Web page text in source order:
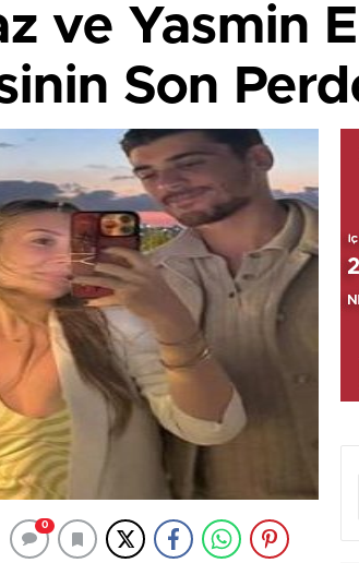
ve Yasmin
Son
0